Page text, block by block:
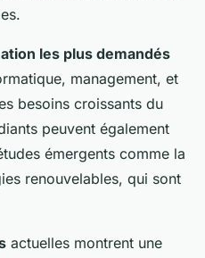
les plus demandés
management, et
besoins croissants du
peuvent également
émergents comme la
renouvelables, qui sont
actuelles montrent une